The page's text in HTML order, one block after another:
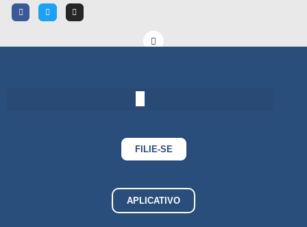
FILIE-SE
APLICATIVO